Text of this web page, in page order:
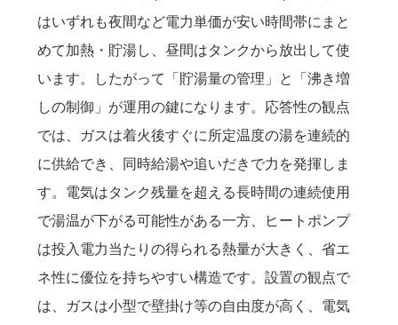
はいずれも夜間など電力単価が安い時間帯にまと
めて加熱・貯湯し、昼間はタンクから放出して使
います。したがって「貯湯量の管理」と「沸き増
しの制御」が運用の鍵になります。応答性の観点
では、ガスは着火後すぐに所定温度の湯を連続的
に供給でき、同時給湯や追いだきで力を発揮しま
す。電気はタンク残量を超える長時間の連続使用
で湯温が下がる可能性がある一方、ヒートポンプ
は投入電力当たりの得られる熱量が大きく、省エ
ネ性に優位を持ちやすい構造です。設置の観点で
は、ガスは小型で壁掛け等の自由度が高く、電気